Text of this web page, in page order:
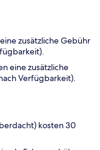
zusätzliche Gebühr
eine zusätzliche
Verfügbarkeit).
kosten 30